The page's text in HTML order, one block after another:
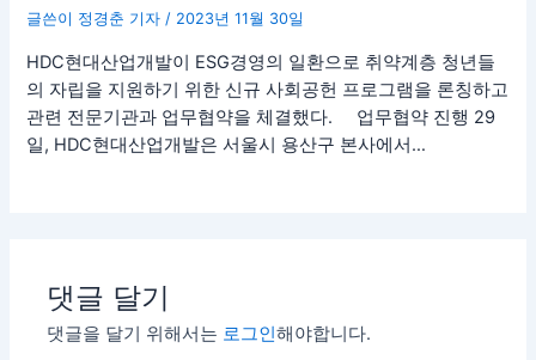
글쓴이 정경춘 기자/ 2023년 11월 30일
HDC현대산업개발이 ESG경영의 일환으로 취약계층 청년들
의 자립을 지원하기 위한 신규 사회공헌 프로그램을 론칭하고
관련 전문기관과 업무협약을 체결했다. 업무협약 진행 29
일, HDC현대산업개발은 서울시 용산구 본사에서…
댓글 달기
댓글을 달기 위해서는 로그인해야합니다.